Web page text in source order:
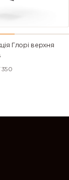
Глорі верхня
350